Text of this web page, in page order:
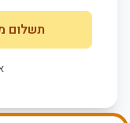
תשלום